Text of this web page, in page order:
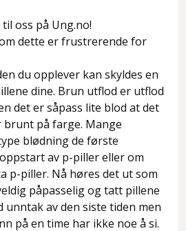
oss på Ung.no!
dette er frustrerende for
du opplever kan skyldes en
dine. Brun utflod er utflod
det er såpass lite blod at det
brunt på farge. Mange
blødning de første
av p-piller eller om
p-piller. Nå høres det ut som
påpasselig og tatt pillene
unntak av den siste tiden men
på en time har ikke noe å si.